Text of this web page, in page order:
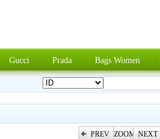
Gucci Prada Bags Women
PREV ZOOM NEXT